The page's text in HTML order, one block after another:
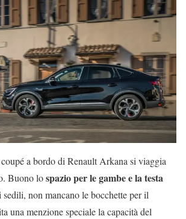
a bordo di Renault Arkana si viaggia
Buono lospazio per le gambe e la testa
non mancano le bocchette per il
una menzione speciale la capacità del